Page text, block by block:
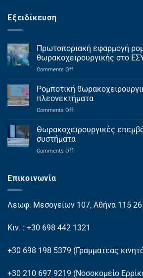
Εξειδίκευση
Πρωτοποριακή εφαρμογή
θωρακοχειρουργικής στο
Comments Offon
εφαρμογή
ρομποτικής
θωρακοχειρουργικής
στο
Ρομποτική
πλεονεκτήματα
Comments Offon
θωρακοχειρουργική
πλεονεκτήματα
Θωρακοχειρουργικές
συστήματα
Comments Offon
Επικοινωνία
Λεωφ. Μεσογείων 107, Αθήνα 115 26
Κιν. : +30 698 442 1321
+30 698 198 5379 (Γραμματεας
+30 210 697 9219 (Νοσοκομείο